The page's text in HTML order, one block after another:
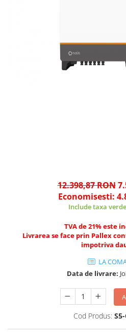
12.398,87 RON
Economisesti:
Include taxa
TVA de 21% este
Livrarea se face prin Pallex
impotriva
LA
Data de livrare:
Cod Produs: